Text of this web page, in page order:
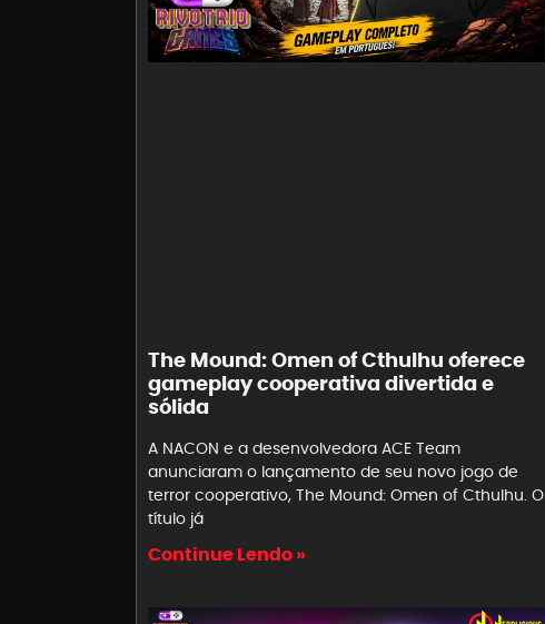
The Mound: Omen of Cthulhu oferece
gameplay cooperativa divertida e
sólida
A NACON e a desenvolvedora ACE Team
anunciaram o lançamento de seu novo jogo de
terror cooperativo, The Mound: Omen of Cthulhu. O
título já
Continue Lendo »